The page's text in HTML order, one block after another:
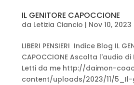
IL GENITORE CAPOCCIONE
da Letizia Ciancio | Nov 10, 2023
LIBERI PENSIERI Indice Blog IL
CAPOCCIONE Ascolta l'audio di
Letti da me http://daimon-
content/uploads/2023/11/